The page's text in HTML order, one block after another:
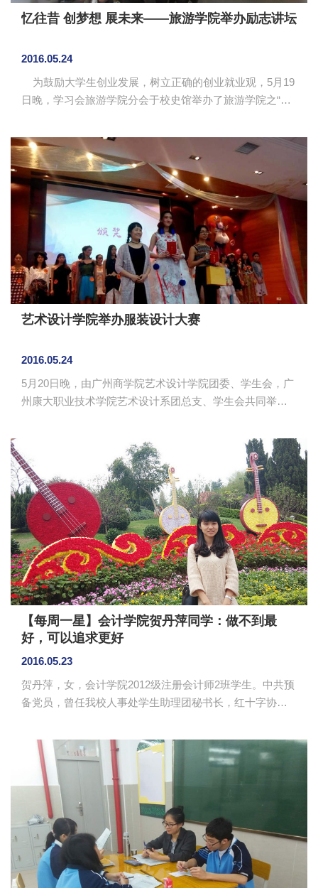
忆往昔 创梦想 展未来——旅游学院举办励志讲坛
2016.05.24
为鼓励大学生创业发展，树立正确的创业就业观，5月19
日晚，学习会旅游学院分会于校史馆举办了旅游学院之“忆
创业精英童叶接受采访。旅游学院党总支书记汪椿东、学
习会指导老师王馨婕作为嘉宾出席了本次活动。 本次励
志讲坛活动的嘉宾是09级校友童叶，是深圳马克图布网络
公司的联合创始人之一。童叶通过分享自己的创业经历，
告诉同学们在大学时期要找到自己感兴趣的事情，从兴趣
出发，扎实自己的创业基础。他以过来人的身份对同学们
提出实用的建议...
艺术设计学院举办服装设计大赛
2016.05.24
5月20日晚，由广州商学院艺术设计学院团委、学生会，广
州康大职业技术学院艺术设计系团总支、学生会共同举办
设计学院林小燕副教授、黄明珊副教授、蔡佳屏老师、潘
梦梅老师、12级学生宋继豪担任评委，出席的嘉宾有艺术
设计学院团委书记钟金发、广州商学院学生会主席团，广
州康大职业技术学院学生会主席团以及各兄弟院系代表。
会场洋溢着热烈的气氛，共有40个团队参加比赛，参
赛选手以饱满的热情和大胆的创意投入比赛，服装设计作
品形式多样，风格各异，内容丰富...
【每周一星】会计学院贺丹萍同学：做不到最
好，可以追求更好
2016.05.23
贺丹萍，女，会计学院2012级注册会计师2班学生。中共预
备党员，曾任我校人事处学生助理团秘书长，红十字协会
学金、校级二等奖学金；曾获评校级优秀学生干部、校优
秀学生、优秀社团干部。 从大一开始，，她在思想方
面力求上进，在大一的时候就提交入党申请书。她努力提
高自己的思想觉悟和政治素养，并以优异的成绩从党校结
业，于2015年10月加入中国共产党，成为一名中国预备党
员。在生活或者工作或学习中，她始终以党员的身份来要
求自己。 ...